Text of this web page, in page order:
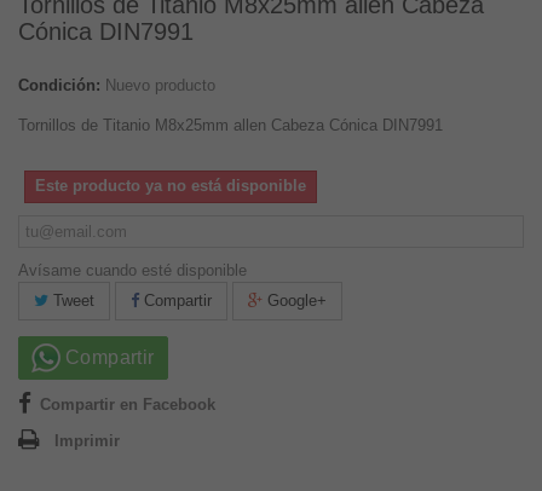
Cónica DIN7991
Condición: Nuevo producto
Tornillos de Titanio M8x25mm allen Cabeza Cónica DIN7991
Este producto ya no está disponible
Avísame cuando esté disponible
Tweet
Compartir Google+
Compartir
Compartir en Facebook
Imprimir